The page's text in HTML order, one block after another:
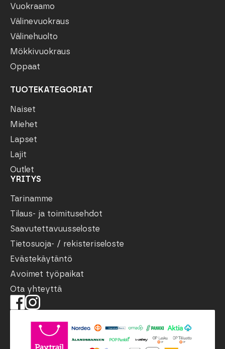
Vuokraamo
Välinevuokraus
Välinehuolto
Mökkivuokraus
Oppaat
TUOTEKATEGORIAT
Naiset
Miehet
Lapset
Lajit
Outlet
YRITYS
Tarinamme
Tilaus- ja toimitusehdot
Saavutettavuusseloste
Tietosuoja- / rekisteriseloste
Evästekäytäntö
Avoimet työpaikat
Ota yhteyttä